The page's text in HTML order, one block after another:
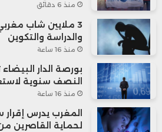
منذ 6 دقائق
3 ملايين شاب
والدراسة والتكوين
منذ 16 ساعة
بورصة الدار
النصف سنوية
منذ 16 ساعة
المغرب يدرس
لحماية القاصرين